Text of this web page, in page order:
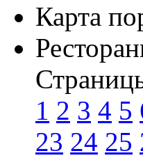
Карта
1 2 3 4 5
23 24 25